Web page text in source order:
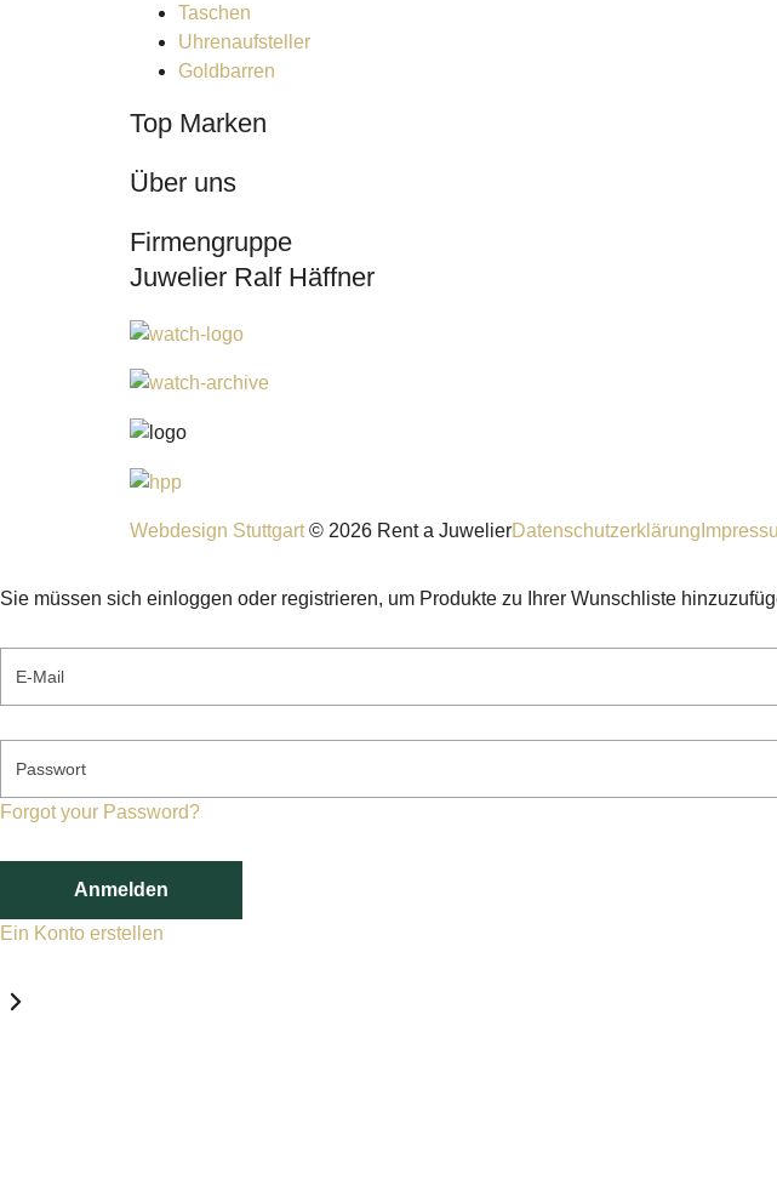
Taschen
Uhrenaufsteller
Goldbarren
Top Marken
Über uns
Firmengruppe
Juwelier Ralf Häffner
Webdesign Stuttgart © 2026 Rent a JuwelierDatenschutzerklärung
Sie müssen sich einloggen oder registrieren, um Produkte zu Ihrer Wunschliste
E-Mail
Passwort
Forgot your Password?
Anmelden
Ein Konto erstellen